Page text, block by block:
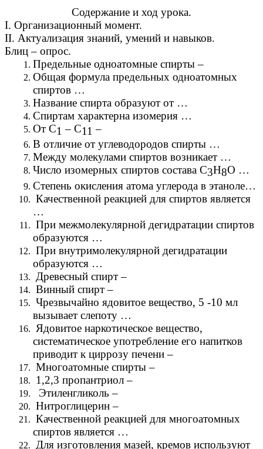
Содержание и ход урока.
I. Организационный момент.
II. Актуализация знаний, умений и навыков.
Блиц – опрос.
Предельные одноатомные спирты –
Общая формула предельных одноатомных
спиртов …
Название спирта образуют от …
Спиртам характерна изомерия …
От С1 – С11 –
В отличие от углеводородов спирты …
Между молекулами спиртов возникает …
Число изомерных спиртов состава С3Н8О …
Степень окисления атома углерода в этаноле…
Качественной реакцией для спиртов является
…
При межмолекулярной дегидратации спиртов
образуются …
При внутримолекулярной дегидратации
образуются …
Древесный спирт –
Винный спирт –
Чрезвычайно ядовитое вещество, 5 -10 мл
вызывает слепоту …
Ядовитое наркотическое вещество,
систематическое употребление его напитков
приводит к циррозу печени –
Многоатомные спирты –
1,2,3 пропантриол –
Этиленгликоль –
Нитроглицерин –
Качественной реакцией для многоатомных
спиртов является …
Для изготовления мазей, кремов используют